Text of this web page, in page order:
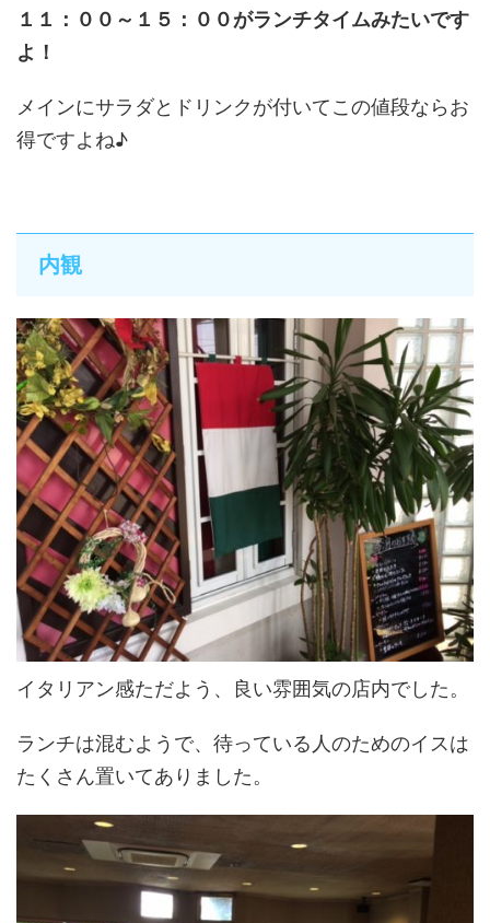
１１：００～１５：００がランチタイムみたいです
よ！
メインにサラダとドリンクが付いてこの値段ならお
得ですよね♪
内観
イタリアン感ただよう、良い雰囲気の店内でした。
ランチは混むようで、待っている人のためのイスは
たくさん置いてありました。